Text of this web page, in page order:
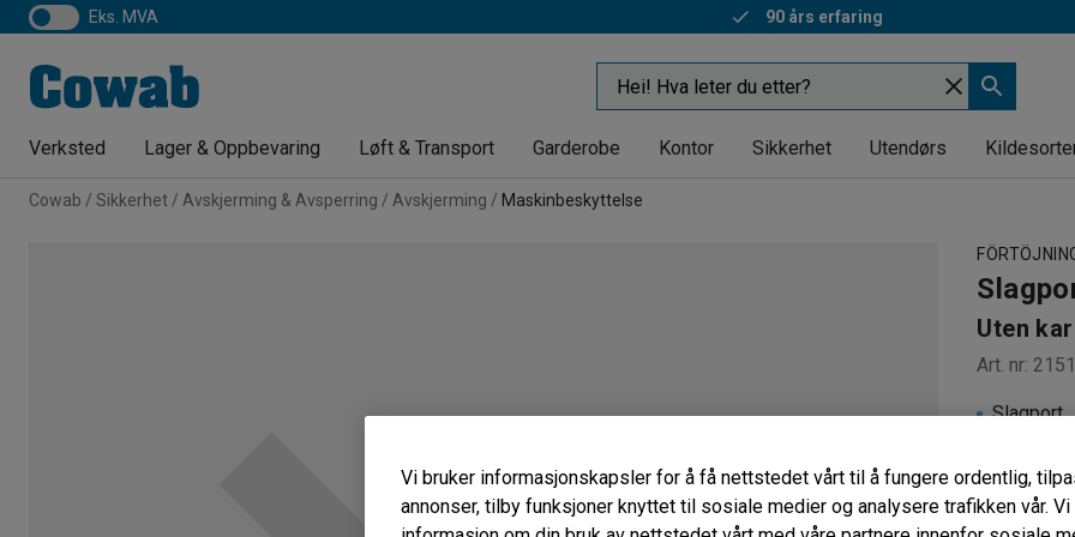
eks. MVA 90 års erfaring
Verksted Lager & Oppbevaring Løft & Transport Garderobe Kontor Sikkerhet Utendørs
Cowab Sikkerhet Avskjerming & Avsperring Avskjerming Maskinbeskyttelse
Uten
Art. nr:
Slagport
Inkludert
Høyde (mm)
Vi bruker informasjonskapsler for å få nettstedet vårt til å fungere ordentlig,
annonser, tilby funksjoner knyttet til sosiale medier og analysere trafikken vår.